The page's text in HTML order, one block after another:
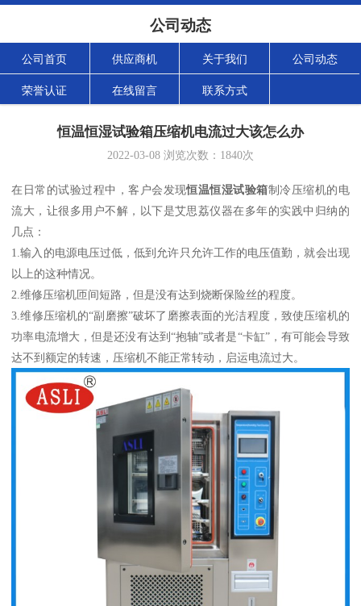
公司动态
公司首页 供应商机 关于我们 公司动态
荣誉认证 在线留言 联系方式
恒温恒湿试验箱压缩机电流过大该怎么办
2022-03-08 浏览次数： 1840次
在日常的试验过程中，客户会发现恒温恒湿试验箱制冷压缩机的电
流大，让很多用户不解，以下是艾思荔仪器在多年的实践中归纳的
几点：
1.输入的电源电压过低，低到允许只允许工作的电压值勤，就会出现
以上的这种情况。
2.维修压缩机匝间短路，但是没有达到烧断保险丝的程度。
3.维修压缩机的“副磨擦”破坏了磨擦表面的光洁程度，致使压缩机的
功率电流增大，但是还没有达到“抱轴”或者是“卡缸”，有可能会导致
达不到额定的转速，压缩机不能正常转动，启运电流过大。